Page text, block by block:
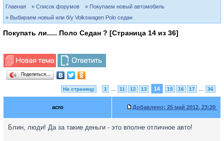
Главная » Список форумов
» Покупаем новый автомобиль
» Выбираем новый или б/у Volkswagen Polo седан
Покупать ли..... Поло Седан ? [Страница 14 из 36]
Поделиться…
На страницу 1 11 12 13 14 15 16 17 36
acro Добавлено: 25 май 2012, 23:20
Блин, люди! Да за такие деньги - это вполне отличное авто!